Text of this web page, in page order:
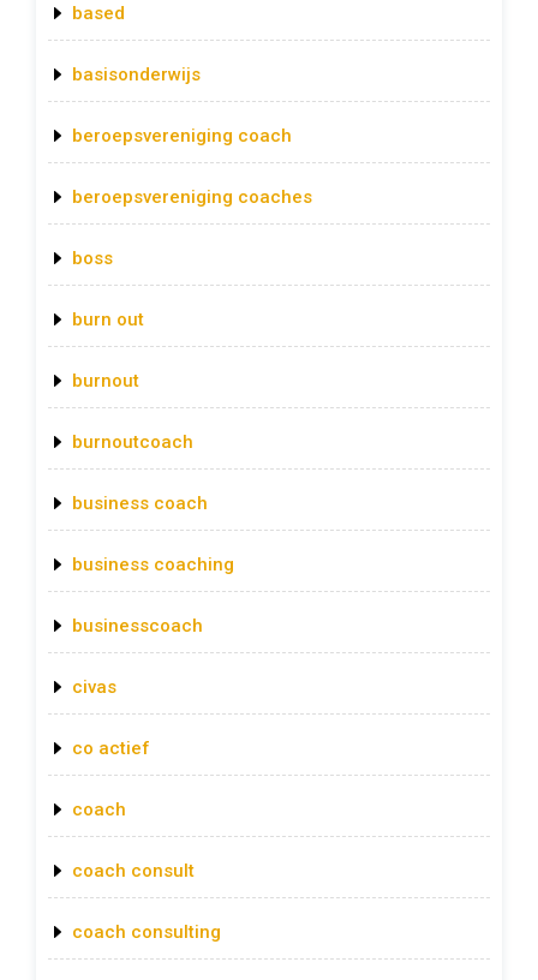
based
basisonderwijs
beroepsvereniging coach
beroepsvereniging coaches
boss
burn out
burnout
burnoutcoach
business coach
business coaching
businesscoach
civas
co actief
coach
coach consult
coach consulting